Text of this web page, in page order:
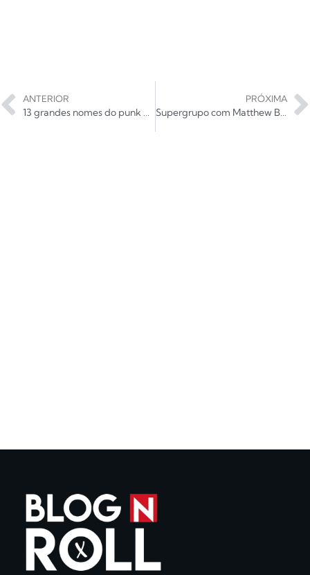
ANTERIOR
13 grandes nomes do punk que se aventuraram no cinema
PRÓXIMA
Supergrupo com Matthew Bellamy e Miles Kane lança nova música